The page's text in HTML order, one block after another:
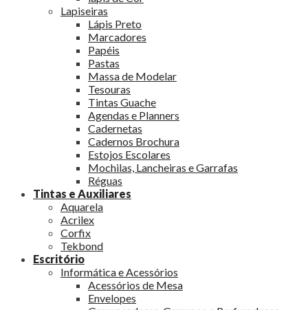
Lapiseiras
Lápis Preto
Marcadores
Papéis
Pastas
Massa de Modelar
Tesouras
Tintas Guache
Agendas e Planners
Cadernetas
Cadernos Brochura
Estojos Escolares
Mochilas, Lancheiras e Garrafas
Réguas
Tintas e Auxiliares
Aquarela
Acrilex
Corfix
Tekbond
Escritório
Informática e Acessórios
Acessórios de Mesa
Envelopes